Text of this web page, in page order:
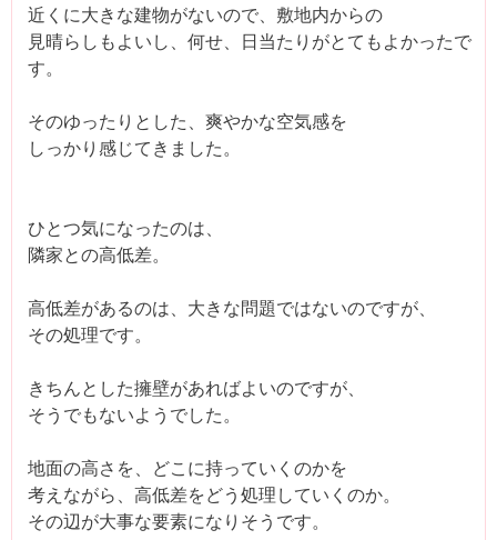
近くに大きな建物がないので、敷地内からの
見晴らしもよいし、何せ、日当たりがとてもよかったで
す。
そのゆったりとした、爽やかな空気感を
しっかり感じてきました。
ひとつ気になったのは、
隣家との高低差。
高低差があるのは、大きな問題ではないのですが、
その処理です。
きちんとした擁壁があればよいのですが、
そうでもないようでした。
地面の高さを、どこに持っていくのかを
考えながら、高低差をどう処理していくのか。
その辺が大事な要素になりそうです。